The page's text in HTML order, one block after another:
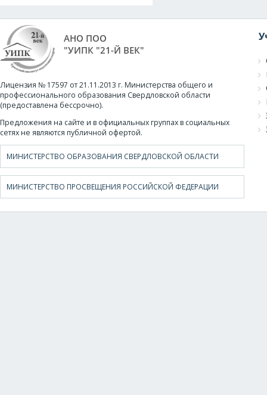
АНО ПОО
"УИПК "21-Й ВЕК"
Лицензия № 17597 от 21.11.2013 г. Министерства общего и
профессионального образования Свердловской области
(предоставлена бессрочно).
Предложения на сайте и в официальных группах в социальных
сетях не являются публичной офертой.
МИНИСТЕРСТВО ОБРАЗОВАНИЯ СВЕРДЛОВСКОЙ ОБЛАСТИ
МИНИСТЕРСТВО ПРОСВЕЩЕНИЯ РОССИЙСКОЙ ФЕДЕРАЦИИ